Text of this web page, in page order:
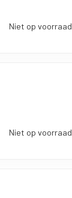
Niet op voorraad
Niet op voorraad